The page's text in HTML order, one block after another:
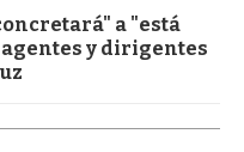
a "está
y dirigentes